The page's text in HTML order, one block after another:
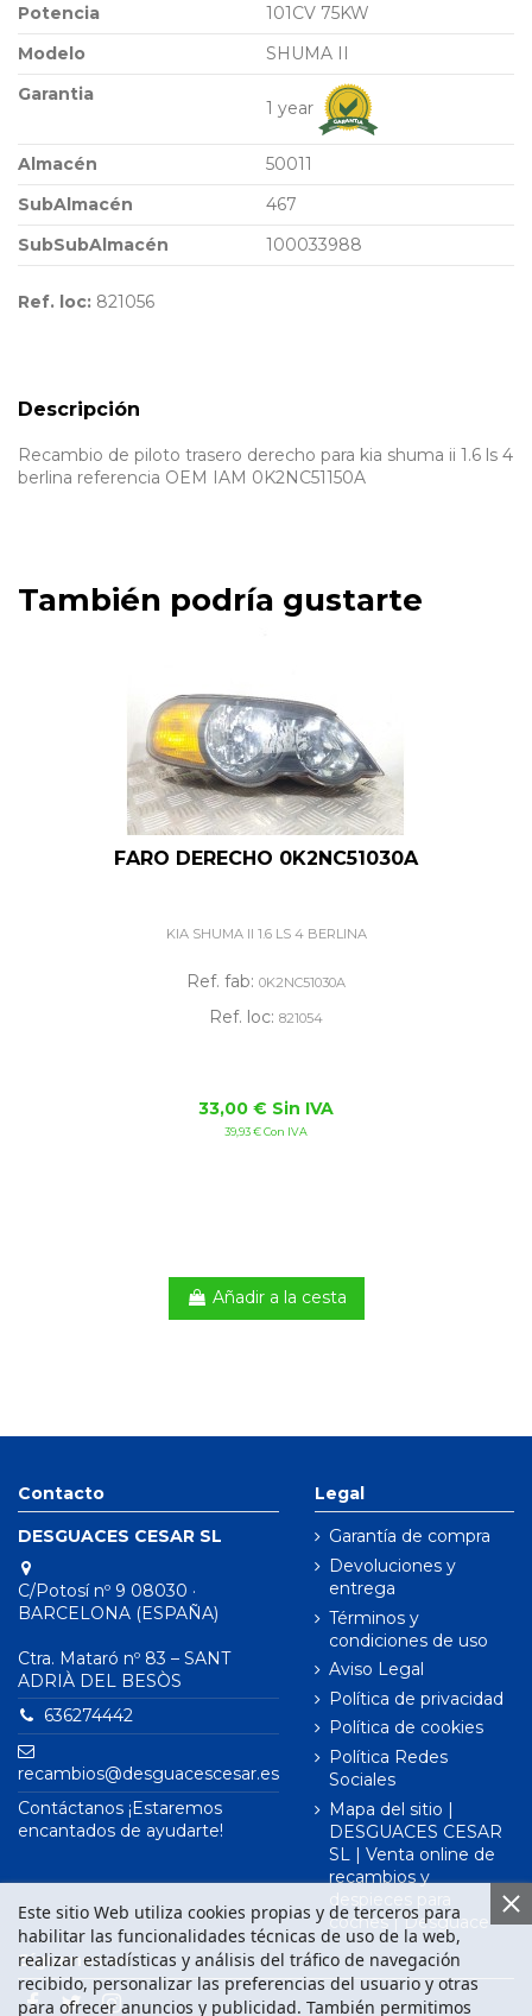
Potencia
101CV 75KW
Modelo
SHUMA II
Garantia
1 year
Almacén
50011
SubAlmacén
467
SubSubAlmacén
100033988
Ref. loc: 821056
Descripción
Recambio de piloto trasero derecho para kia shuma ii 1.6 ls 4
berlina referencia OEM IAM 0K2NC51150A
También podría gustarte
FARO DERECHO 0K2NC51030A
KIA SHUMA II 1.6 LS 4 BERLINA
Ref. fab: 0K2NC51030A
Ref. loc: 821054
33,00 € Sin IVA
39,93 € Con IVA
Añadir a la cesta
Contacto
DESGUACES CESAR SL
C/Potosí nº 9 08030 ·
BARCELONA (ESPAÑA)
Ctra. Mataró nº 83 – SANT
ADRIÀ DEL BESÒS
636274442
recambios@desguacescesar.es
Contáctanos ¡Estaremos
encantados de ayudarte!
Legal
Garantía de compra
Devoluciones y
entrega
Términos y
condiciones de uso
Aviso Legal
Política de privacidad
Política de cookies
Política Redes
Sociales
Mapa del sitio |
DESGUACES CESAR
SL | Venta online de
recambios y
despieces para
coches | Desguace
Este sitio Web utiliza cookies propias y de terceros para
habilitar las funcionalidades técnicas de uso de la web,
realizar estadísticas y análisis del tráfico de navegación
recibido, personalizar las preferencias del usuario y otras
para ofrecer anuncios y publicidad. También permitimos
Síguenos en